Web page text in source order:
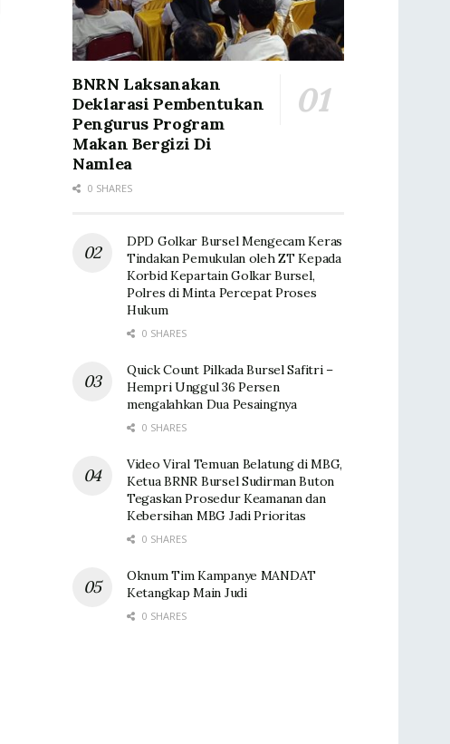
BNRN Laksanakan
Deklarasi Pembentukan
Pengurus Program
Makan Bergizi Di
Namlea
0 SHARES
DPD Golkar Bursel Mengecam Keras
Tindakan Pemukulan oleh ZT Kepada
Korbid Kepartain Golkar Bursel,
Polres di Minta Percepat Proses
Hukum
0 SHARES
Quick Count Pilkada Bursel Safitri –
Hempri Unggul 36 Persen
mengalahkan Dua Pesaingnya
0 SHARES
Video Viral Temuan Belatung di MBG,
Ketua BRNR Bursel Sudirman Buton
Tegaskan Prosedur Keamanan dan
Kebersihan MBG Jadi Prioritas
0 SHARES
Oknum Tim Kampanye MANDAT
Ketangkap Main Judi
0 SHARES